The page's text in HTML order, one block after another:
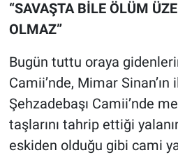
“SAVAŞTA BİLE ÖLÜM
OLMAZ”
Bugün tuttu oraya
Camii’nde, Mimar
Şehzadebaşı Camii’nde
taşlarını tahrip ettiği
eskiden olduğu gibi cami